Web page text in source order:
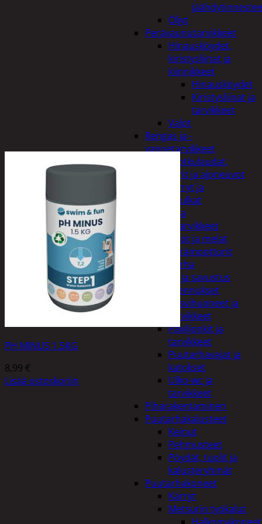
Öljyt
Perävaunutarvikkeet
Hinausköydet,
kiristysliinat ja
kiinnikkeet
Hinausköydet
Kiristysliinat ja
tarvikkeet
Valot
Rengas ja -
vannetarvikkeet
Sähköpotkulaudat,
skootterit ja ajoneuvot
Tukkikärryt ja
juontopulkat
Veneet ja
veneilytarvikkeet
Airot ja melat
Perämoottorit
Piha ja puutarha
Grillaus ja savustus
Piharakennukset
Kasvihuoneet ja
tarvikkeet
Paviljonkit ja
tarvikkeet
Puutarhavajat ja
katokset
Ulko-wc ja
tarvikkeet
Piharakentaminen
Puutarhakalusteet
Keinut
Pehmusteet
Pöydät, tuolit ja
kalusteryhmät
Puutarhakoneet
Kärryt
Metsurin työkalut
PH MINUS 1.5KG
8,99 €
Lisää ostoskoriin